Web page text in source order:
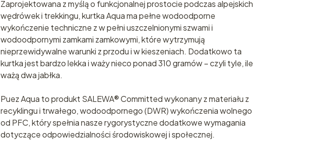
Zaprojektowana z myślą o funkcjonalnej prostocie podczas alpejskich
wędrówek i trekkingu, kurtka Aqua ma pełne wodoodporne
wykończenie techniczne z w pełni uszczelnionymi szwami i
wodoodpornymi zamkami zamkowymi, które wytrzymują
nieprzewidywalne warunki z przodu i w kieszeniach. Dodatkowo ta
kurtka jest bardzo lekka i waży nieco ponad 310 gramów – czyli tyle, ile
ważą dwa jabłka.
Puez Aqua to produkt SALEWA® Committed wykonany z materiału z
recyklingu i trwałego, wodoodpornego (DWR) wykończenia wolnego
od PFC, który spełnia nasze rygorystyczne dodatkowe wymagania
dotyczące odpowiedzialności środowiskowej i społecznej.